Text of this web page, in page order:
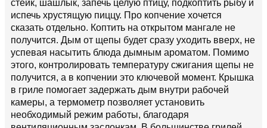
стейк, шашлык, запечь целую птицу, подкоптить рыбу и
испечь хрустящую пиццу. Про копчение хочется
сказать отдельно. Коптить на открытом мангале не
получится. Дым от щепы будет сразу уходить вверх, не
успевая насытить блюда дымным ароматом. Помимо
этого, контролировать температуру сжигания щепы не
получится, а в копчении это ключевой момент. Крышка
в гриле помогает задержать дым внутри рабочей
камеры, а термометр позволяет установить
необходимый режим работы, благодаря